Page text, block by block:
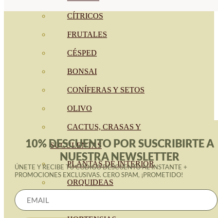
CÍTRICOS
FRUTALES
CÉSPED
BONSAI
CONÍFERAS Y SETOS
OLIVO
CACTUS, CRASAS Y
SUCULENTAS
PLANTAS DE INTERIOR
ORQUIDEAS
10% DESCUENTO POR SUSCRIBIRTE A
NUESTRA NEWSLETTER
ÚNETE Y RECIBE TU CÓDIGO DESCUENTO AL INSTANTE +
PROMOCIONES EXCLUSIVAS. CERO SPAM, ¡PROMETIDO!